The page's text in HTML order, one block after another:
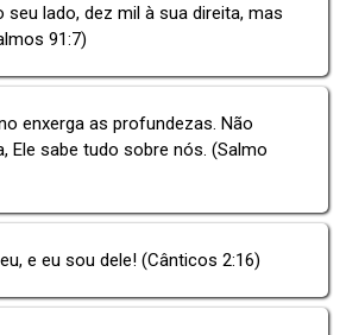
seu lado, dez mil à sua direita, mas
91:7)
enxerga as profundezas. Não
Ele sabe tudo sobre nós. (Salmo
e eu sou dele! (Cânticos 2:16)